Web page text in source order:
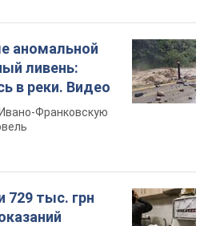
аномальной
ливень:
в реки. Видео
Франковскую
729 тыс. грн